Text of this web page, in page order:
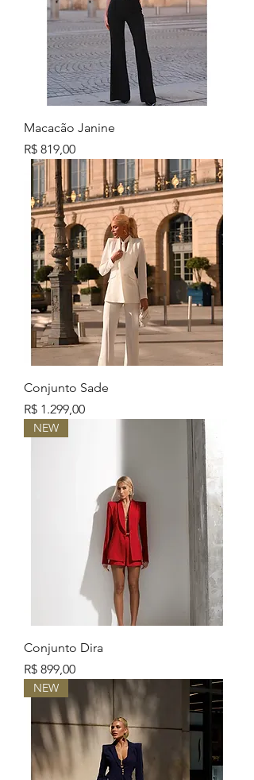
Macacão Janine
Preço
R$ 819,00
Conjunto Sade
Preço
R$ 1.299,00
NEW
Conjunto Dira
Preço
R$ 899,00
NEW